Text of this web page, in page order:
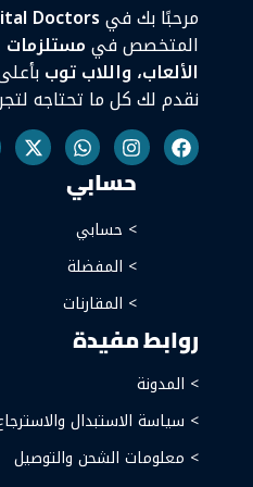
مرحبًا بك فيDoctors
المتخصص فيمستلزمات
الألعاب، واللاب توب
نقدم لك كل ما تحتاجه
حسابي
> حسابي
> المفضلة
> المقارنات
روابط مفيدة
> المدونة
> سياسة الاستبدال
> معلومات الشحن والتوصيل